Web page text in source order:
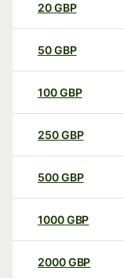
20GBP
50GBP
100GBP
250GBP
500GBP
1000GBP
2000GBP